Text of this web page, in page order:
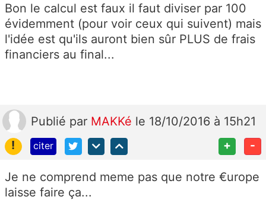
Bon le calcul est faux il faut diviser par 100
évidemment (pour voir ceux qui suivent) mais
l'idée est qu'ils auront bien sûr PLUS de frais
financiers au final...
Publié par MAKKé le 18/10/2016 à 15h21
!
citer + -
Je ne comprend meme pas que notre €urope
laisse faire ça...